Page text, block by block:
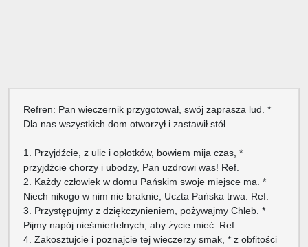
Refren: Pan wieczernik przygotował, swój zaprasza lud. *
Dla nas wszystkich dom otworzył i zastawił stół.
1. Przyjdźcie, z ulic i opłotków, bowiem mija czas, *
przyjdźcie chorzy i ubodzy, Pan uzdrowi was! Ref.
2. Każdy człowiek w domu Pańskim swoje miejsce ma. *
Niech nikogo w nim nie braknie, Uczta Pańska trwa. Ref.
3. Przystępujmy z dziękczynieniem, pożywajmy Chleb. *
Pijmy napój nieśmiertelnych, aby życie mieć. Ref.
4. Zakosztujcie i poznajcie tej wieczerzy smak, * z obfitości